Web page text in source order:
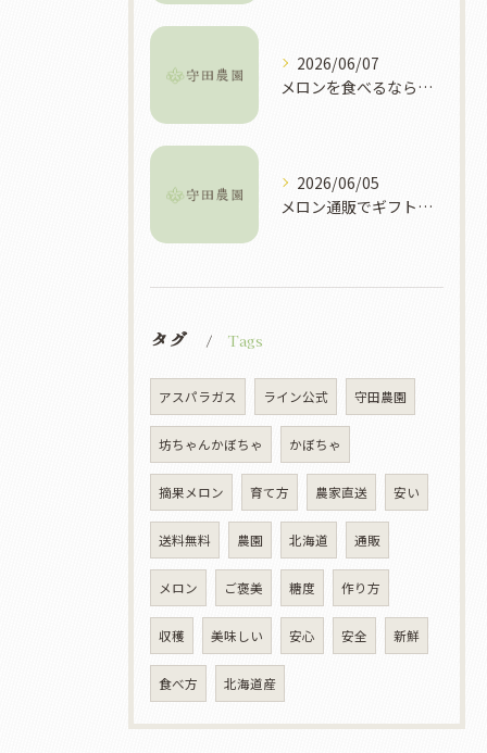
2026/06/07
メロンを食べるなら北海道富良野市で旬や直売所を徹底攻略
2026/06/05
メロン通販でギフト選びに失敗しない産地や品質別おすすめ活用ガイド
タグ Tags
アスパラガス ライン公式 守田農園
坊ちゃんかぼちゃ かぼちゃ
摘果メロン 育て方 農家直送 安い
送料無料 農園 北海道 通販
メロン ご褒美 糖度 作り方
収穫 美味しい 安心 安全 新鮮
食べ方 北海道産